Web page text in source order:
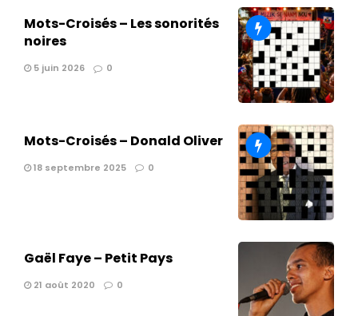
Mots-Croisés – Les sonorités
noires
5 juin 2026 0
Mots-Croisés – Donald Oliver
18 septembre 2025 0
Gaël Faye – Petit Pays
21 août 2020 0